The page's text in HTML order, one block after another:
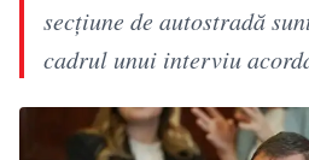
secțiune de autostradă
cadrul unui interviu